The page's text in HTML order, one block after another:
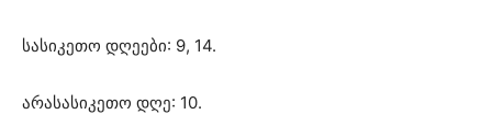
სასიკეთო დღეები: 9, 14.
არასასიკეთო დღე: 10.